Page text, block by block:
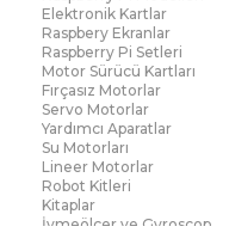
Elektronik Kartlar
Raspbery Ekranlar
Raspberry Pi Setleri
Motor Sürücü Kartları
Fırçasız Motorlar
Servo Motorlar
Yardımcı Aparatlar
Su Motorları
Lineer Motorlar
Robot Kitleri
Kitaplar
İvmeölçer ve Gyroscop